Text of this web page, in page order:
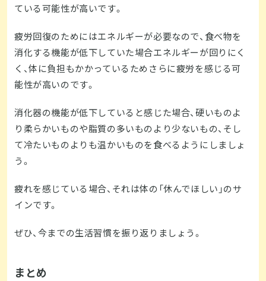
ている可能性が高いです。
疲労回復のためにはエネルギーが必要なので、食べ物を
消化する機能が低下していた場合エネルギーが回りにく
く、体に負担もかかっているためさらに疲労を感じる可
能性が高いのです。
消化器の機能が低下していると感じた場合、硬いものよ
り柔らかいものや脂質の多いものより少ないもの、そし
て冷たいものよりも温かいものを食べるようにしましょ
う。
疲れを感じている場合、それは体の「休んでほしい」のサ
インです。
ぜひ、今までの生活習慣を振り返りましょう。
まとめ